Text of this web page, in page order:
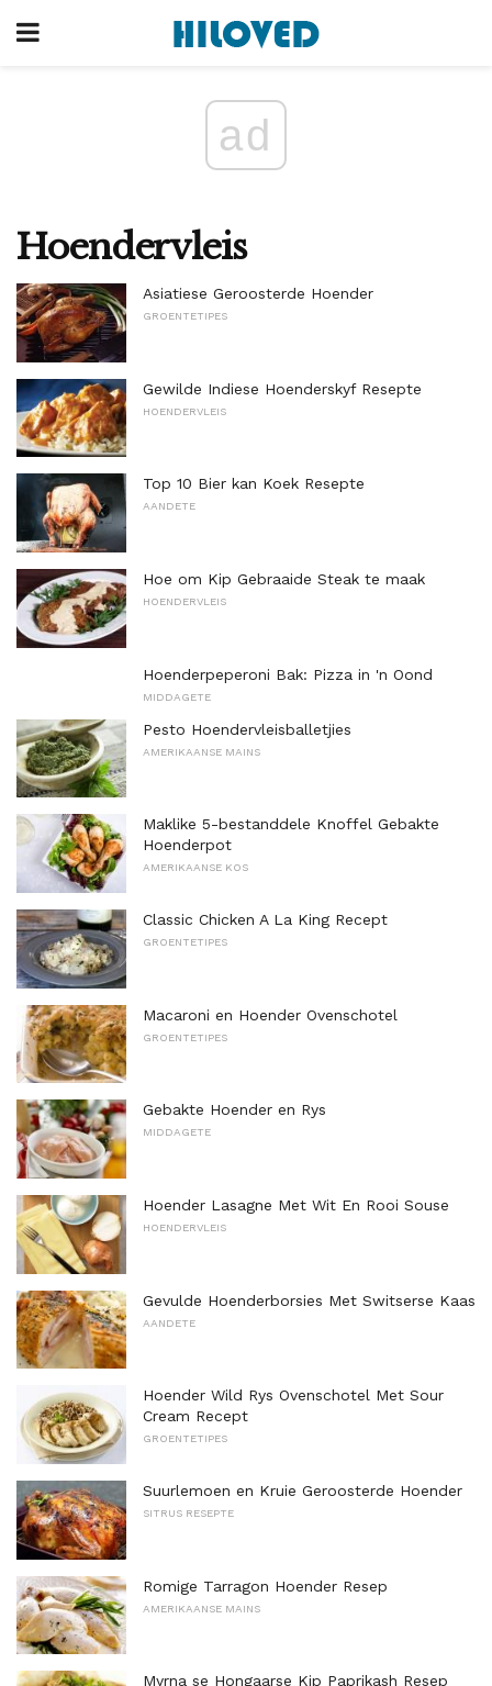
ad
Hoendervleis
Asiatiese Geroosterde Hoender
GROENTETIPES
Gewilde Indiese Hoenderskyf Resepte
HOENDERVLEIS
Top 10 Bier kan Koek Resepte
AANDETE
Hoe om Kip Gebraaide Steak te maak
HOENDERVLEIS
Hoenderpeperoni Bak: Pizza in 'n Oond
MIDDAGETE
Pesto Hoendervleisballetjies
AMERIKAANSE MAINS
Maklike 5-bestanddele Knoffel Gebakte
Hoenderpot
AMERIKAANSE KOS
Classic Chicken A La King Recept
GROENTETIPES
Macaroni en Hoender Ovenschotel
GROENTETIPES
Gebakte Hoender en Rys
MIDDAGETE
Hoender Lasagne Met Wit En Rooi Souse
HOENDERVLEIS
Gevulde Hoenderborsies Met Switserse Kaas
AANDETE
Hoender Wild Rys Ovenschotel Met Sour
Cream Recept
GROENTETIPES
Suurlemoen en Kruie Geroosterde Hoender
SITRUS RESEPTE
Romige Tarragon Hoender Resep
AMERIKAANSE MAINS
Myrna se Hongaarse Kip Paprikash Resep